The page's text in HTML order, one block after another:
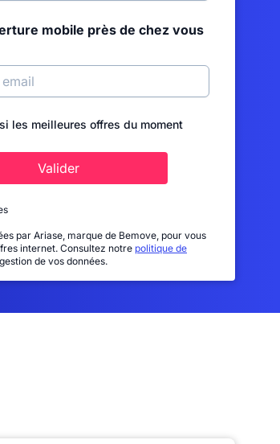
mobile près de chez vous
les meilleures offres du moment
Valider
par Ariase, marque de Bemove, pour vous
internet. Consultez notre politique de
de vos données.